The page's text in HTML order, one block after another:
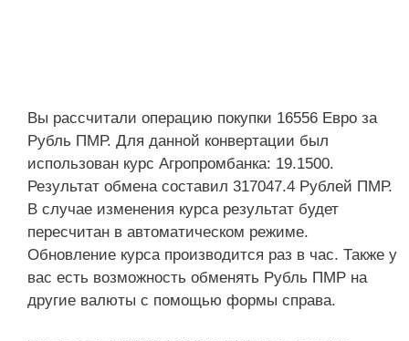
Вы рассчитали операцию покупки 16556 Евро за
Рубль ПМР. Для данной конвертации был
использован курс Агропромбанка: 19.1500.
Результат обмена составил 317047.4 Рублей ПМР.
В случае изменения курса результат будет
пересчитан в автоматическом режиме.
Обновление курса производится раз в час. Также у
вас есть возможность обменять Рубль ПМР на
другие валюты с помощью формы справа.